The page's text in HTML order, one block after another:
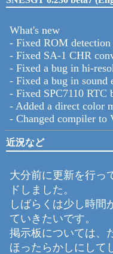
What's new
- Fixed ROM
- Fixed SA-1 CHR
- Fixed a bug in hi-
- Fixed a bug in sound
- Fixed SPC7110 RTC
- Added a direct color
- Changed compiler to
近況など
大分前に更新を行っ
ドしました。
しばらくは少し時間
ていきたいです。
掲示板については、
ほったらかしにして